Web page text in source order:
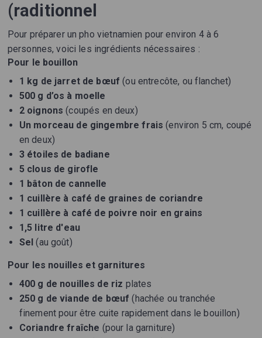
(raditionnel
Pour préparer un pho vietnamien pour environ 4 à 6
personnes, voici les ingrédients nécessaires :
Pour le bouillon
1 kg de jarret de bœuf (ou entrecôte, ou flanchet)
500 g d’os à moelle
2 oignons (coupés en deux)
Un morceau de gingembre frais (environ 5 cm, coupé
en deux)
3 étoiles de badiane
5 clous de girofle
1 bâton de cannelle
1 cuillère à café de graines de coriandre
1 cuillère à café de poivre noir en grains
1,5 litre d'eau
Sel (au goût)
Pour les nouilles et garnitures
400 g de nouilles de riz plates
250 g de viande de bœuf (hachée ou tranchée
finement pour être cuite rapidement dans le bouillon)
Coriandre fraîche (pour la garniture)